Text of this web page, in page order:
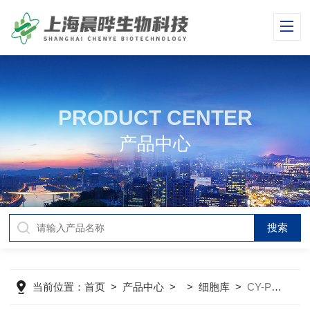
PRODUCT CENTER
产品中心
当前位置：首页 > 产品中心 > >细胞库 >CY-PC-RB0054兔结肠神经元细胞